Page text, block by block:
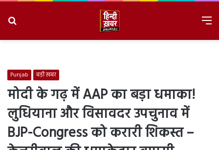
Punjab बड़ी ख़बर
मोदी के गढ़ में AAP का बड़ा धमाका!
लुधियाना और विसावदर उपचुनाव में
BJP-Congress को करारी शिकस्त –